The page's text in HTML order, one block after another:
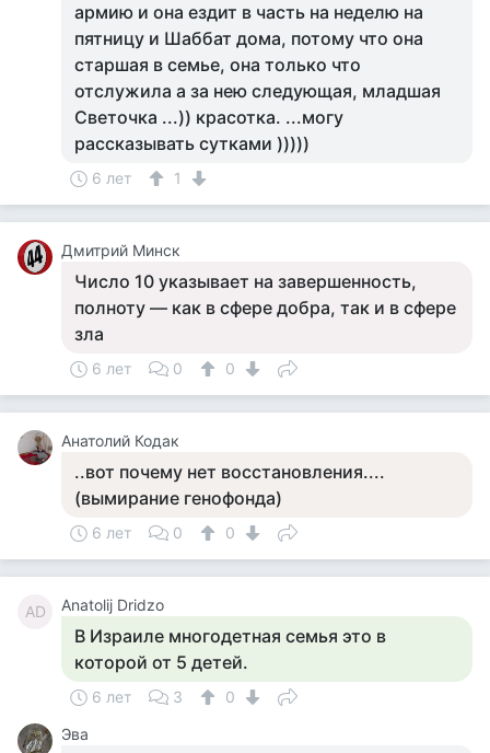
армию и она ездит в часть на неделю на
пятницу и Шаббат дома, потому что она
старшая в семье, она только что
отслужила а за нею следующая, младшая
Светочка ...)) красотка. ...могу
рассказывать сутками )))))
6 лет 1
Дмитрий Минск
Число 10 указывает на завершенность,
полноту — как в сфере добра, так и в сфере
зла
6 лет 0 0
Анатолий Кодак
..вот почему нет восстановления....
(вымирание генофонда)
6 лет 0 0
AD Anatolij Dridzo
В Израиле многодетная семья это в
которой от 5 детей.
6 лет 3
0
Эва